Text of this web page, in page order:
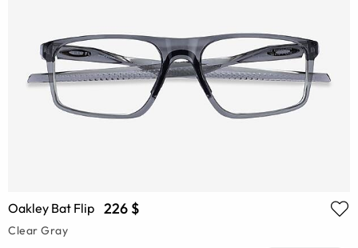
Oakley Bat Flip 226 $
Clear Gray